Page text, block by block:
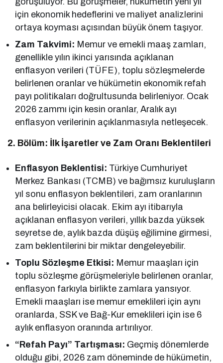
için ekonomik hedeflerini ve maliyet analizlerini
ortaya koyması açısından büyük önem taşıyor.
Zam Takvimi: Memur ve emekli maaş zamları,
genellikle yılın ikinci yarısında açıklanan
enflasyon verileri (TÜFE), toplu sözleşmelerde
belirlenen oranlar ve hükümetin ekonomik refah
payı politikaları doğrultusunda belirleniyor. Ocak
2026 zammı için kesin oranlar, Aralık ayı
enflasyon verilerinin açıklanmasıyla netleşecek.
2. Bölüm: İlk İşaretler ve Zam Oranı Beklentileri
Enflasyon Beklentisi: Türkiye Cumhuriyet
Merkez Bankası (TCMB) ve bağımsız kuruluşların
yıl sonu enflasyon beklentileri, zam oranlarının
ana belirleyicisi olacak. Ekim ayı itibarıyla
açıklanan enflasyon verileri, yıllık bazda yüksek
seyretse de, aylık bazda düşüş eğilimine girmesi,
zam beklentilerini bir miktar dengeleyebilir.
Toplu Sözleşme Etkisi: Memur maaşları için
toplu sözleşme görüşmeleriyle belirlenen oranlar,
enflasyon farkıyla birlikte zamlara yansıyor.
Emekli maaşları ise memur emeklileri için aynı
oranlarda, SSK ve Bağ-Kur emeklileri için ise 6
aylık enflasyon oranında artırılıyor.
“Refah Payı” Tartışması: Geçmiş dönemlerde
olduğu gibi, 2026 zam döneminde de hükümetin,